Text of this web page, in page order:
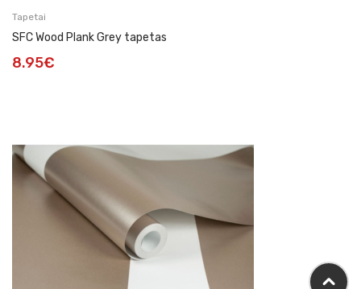
Tapetai
SFC Wood Plank Grey tapetas
8.95€